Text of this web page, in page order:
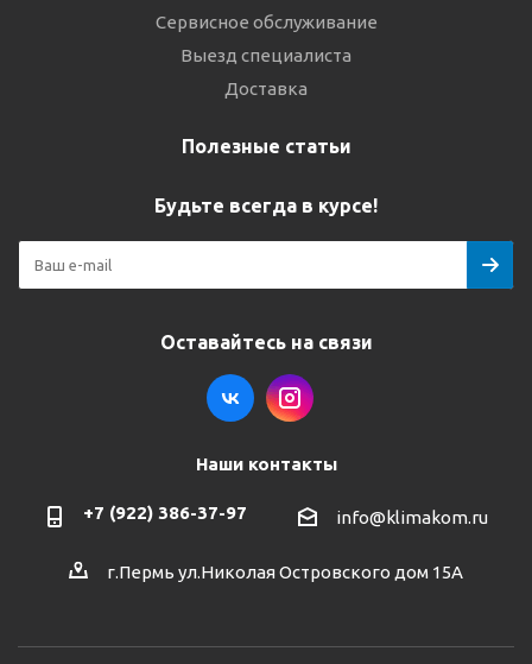
Сервисное обслуживание
Выезд специалиста
Доставка
Полезные статьи
Будьте всегда в курсе!
Оставайтесь на связи
Наши контакты
+7 (922) 386-37-97 info@klimakom.ru
г.Пермь ул.Николая Островского дом 15А